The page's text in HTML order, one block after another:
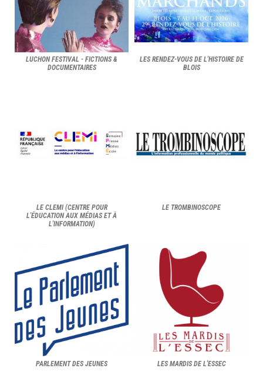
LUCHON FESTIVAL - FICTIONS &
DOCUMENTAIRES
LES RENDEZ-VOUS DE L'HISTOIRE DE
BLOIS
LE CLEMI (CENTRE POUR
L'ÉDUCATION AUX MÉDIAS ET À
L'INFORMATION)
LE TROMBINOSCOPE
PARLEMENT DES JEUNES LES MARDIS DE L'ESSEC